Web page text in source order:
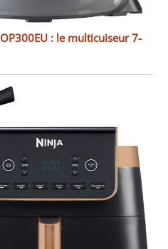
: le multicuiseur 7-